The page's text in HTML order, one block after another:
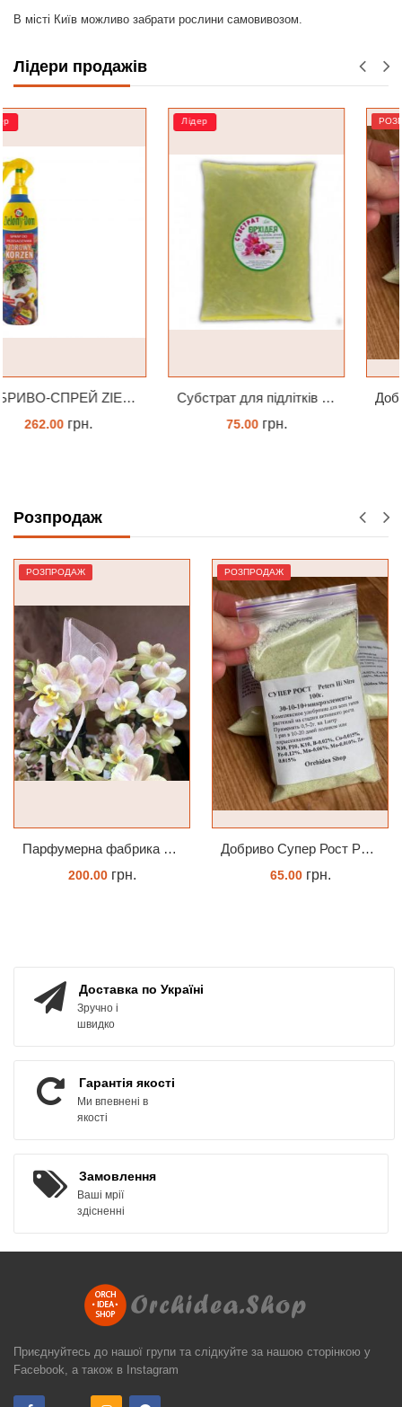
В місті Київ можливо забрати рослини самовивозом.
Лідери продажів
Субстрат для підлітків орхідей 2л
75.00
Добриво Супер Рост Peters Hi Nitro 30-10-10 + мікроелементи
65.00
Розпродаж
РОЗПРОДАЖ
Парфумерна фабрика Valkion 9102 1.7 (торфстакан) реанімашка
200.00грн.
РОЗПРОДАЖ
Добриво Супер Рост Peters Hi Nitro 30-10-10 + мікроелементи
65.00грн.
Доставка по Україні
Зручно і
швидко
Гарантія якості
Ми впевнені в
якості
Замовлення
Ваші мрії
здісненні
Приєднуйтесь до нашої групи та слідкуйте за нашою сторінкою у
Facebook, а також в Instagram